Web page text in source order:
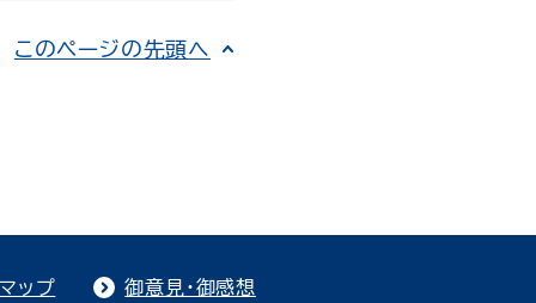
このページの先頭へ
ップ 御意見・御感想